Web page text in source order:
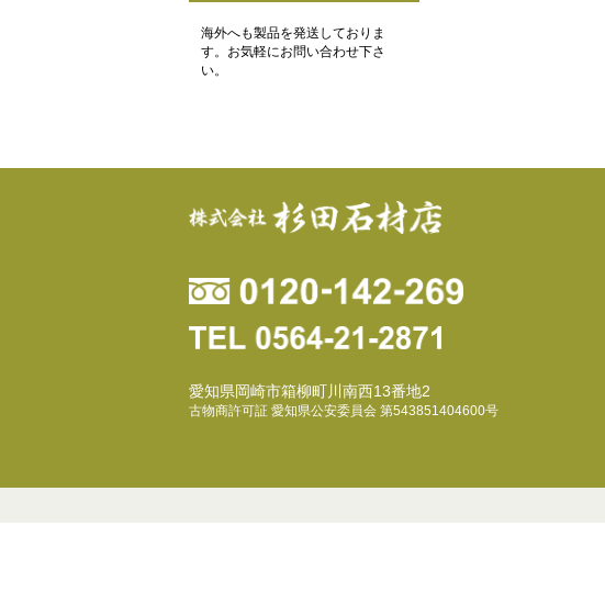
海外へも製品を発送しておりま
す。お気軽にお問い合わせ下さ
い。
愛知県岡崎市箱柳町川南西13番地2
古物商許可証 愛知県公安委員会 第543851404600号